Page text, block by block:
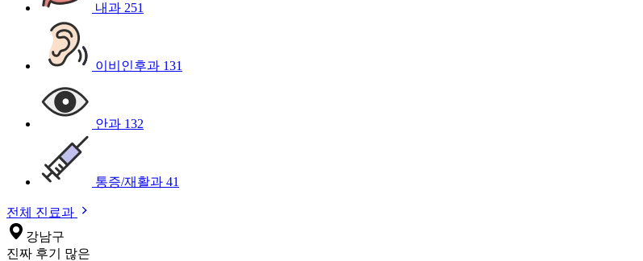
내과 251
이비인후과 131
안과 132
통증/재활과 41
전체 진료과
강남구
진짜 후기 많은